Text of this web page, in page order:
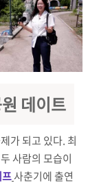
데이트
가 되고 있다. 최
사람의 모습이
사춘기에 출연